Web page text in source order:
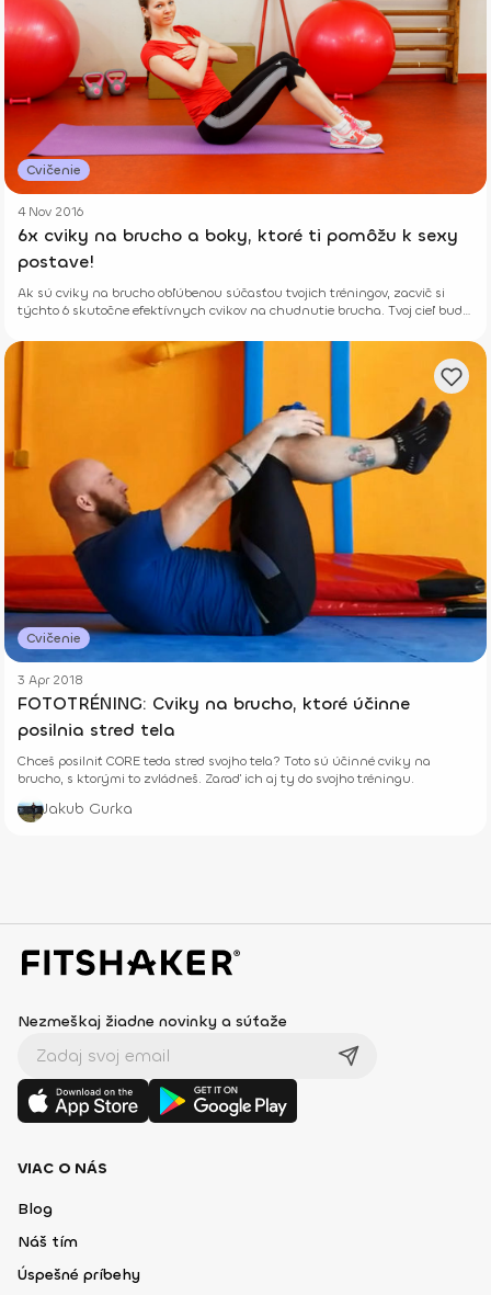
Cvičenie
4 Nov 2016
6x cviky na brucho a boky, ktoré ti pomôžu k sexy
postave!
Ak sú cviky na brucho obľúbenou súčasťou tvojich tréningov, zacvič si
týchto 6 skutočne efektívnych cvikov na chudnutie brucha. Tvoj cieľ bude
Cvičenie
3 Apr 2018
FOTOTRÉNING: Cviky na brucho, ktoré účinne
posilnia stred tela
Chceš posilniť CORE teda stred svojho tela? Toto sú účinné cviky na
brucho, s ktorými to zvládneš. Zaraď ich aj ty do svojho tréningu.
Jakub Gurka
Nezmeškaj žiadne novinky a súťaže
VIAC O NÁS
Blog
Náš tím
Úspešné príbehy